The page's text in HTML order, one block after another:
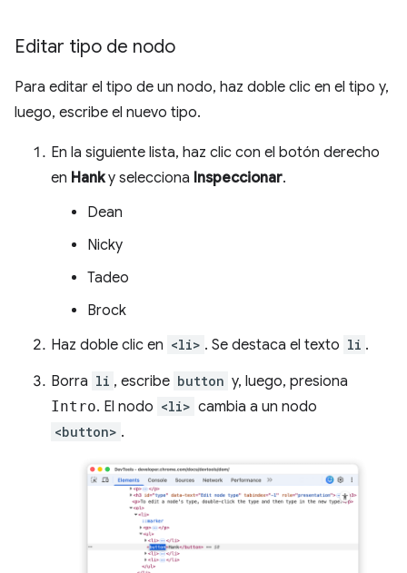
Editar tipo de nodo
Para editar el tipo de un nodo, haz doble clic en el tipo y,
luego, escribe el nuevo tipo.
En la siguiente lista, haz clic con el botón derecho
en Hanky selecciona Inspeccionar.
Dean
Nicky
Tadeo
Brock
Haz doble clic en <li> . Se destaca el texto li .
Borra li , escribe button y, luego, presiona
Intro. El nodo <li> cambia a un nodo
<button> .